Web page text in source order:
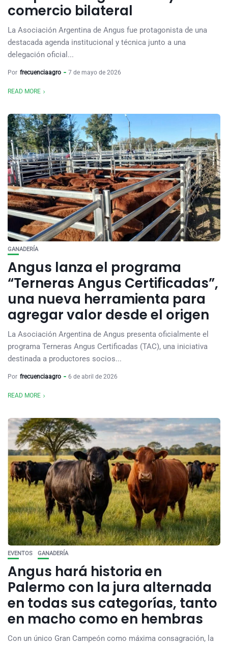
comercio bilateral
La Asociación Argentina de Angus fue protagonista de una
destacada agenda institucional y técnica junto a una
delegación oficial...
Por frecuenciaagro 7 de mayo de 2026
READ MORE
GANADERÍA
Angus lanza el programa
“Terneras Angus Certificadas”,
una nueva herramienta para
agregar valor desde el origen
La Asociación Argentina de Angus presenta oficialmente el
programa Terneras Angus Certificadas (TAC), una iniciativa
destinada a productores socios...
Por frecuenciaagro 6 de abril de 2026
READ MORE
EVENTOS GANADERÍA
Angus hará historia en
Palermo con la jura alternada
en todas sus categorías, tanto
en macho como en hembras
Con un único Gran Campeón como máxima consagración, la